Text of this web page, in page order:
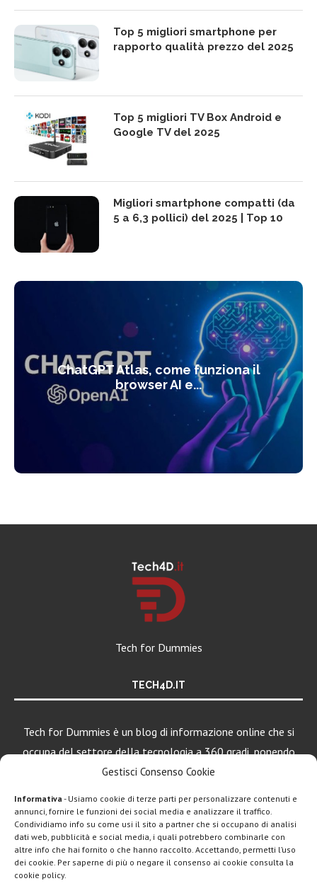
Gestisci Consenso Cookie
Informativa - Usiamo cookie di terze parti per personalizzare contenuti e
annunci, fornire le funzioni dei social media e analizzare il traffico.
Condividiamo info su come usi il sito a partner che si occupano di analisi
dati web, pubblicità e social media, i quali potrebbero combinarle con
altre info che hai fornito o che hanno raccolto. Accettando, permetti l’uso
dei cookie. Per saperne di più o negare il consenso ai cookie consulta la
cookie policy.
Top 5 migliori smartphone per
rapporto qualità prezzo del 2025
Top 5 migliori TV Box Android e
Google TV del 2025
Migliori smartphone compatti (da
5 a 6,3 pollici) del 2025 | Top 10
ChatGPT Atlas, come funziona il
browser AI e...
Tech for Dummies
TECH4D.IT
Tech for Dummies è un blog di informazione online che si
occupa del settore della tecnologia a 360 gradi, ponendo
una particolare attenzione al mondo Android, Apple e
LEGGI ANCHE
Apple lancia